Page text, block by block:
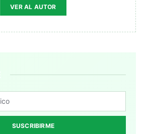
VER AL AUTOR
SUSCRIBIRME